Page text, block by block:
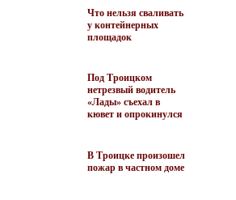
Что нельзя сваливать
у контейнерных
площадок
Под Троицком
нетрезвый водитель
«Лады» съехал в
кювет и опрокинулся
В Троицке произошел
пожар в частном доме